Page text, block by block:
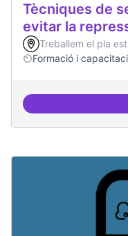
Tècniques de
evitar la
Treballem el pla
Formació i